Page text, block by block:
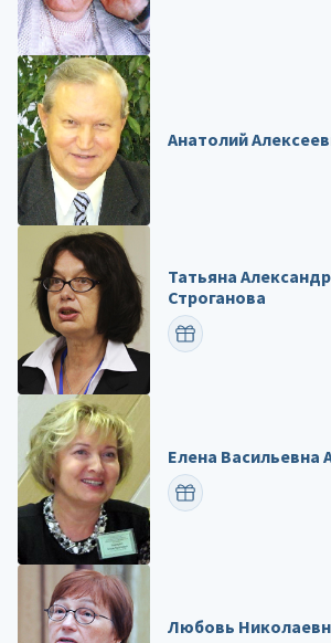
Анатолий
Татьяна
Строганова
ПОЗДРАВИТЬ
Елена Васильевна
ПОЗДРАВИТЬ
Любовь